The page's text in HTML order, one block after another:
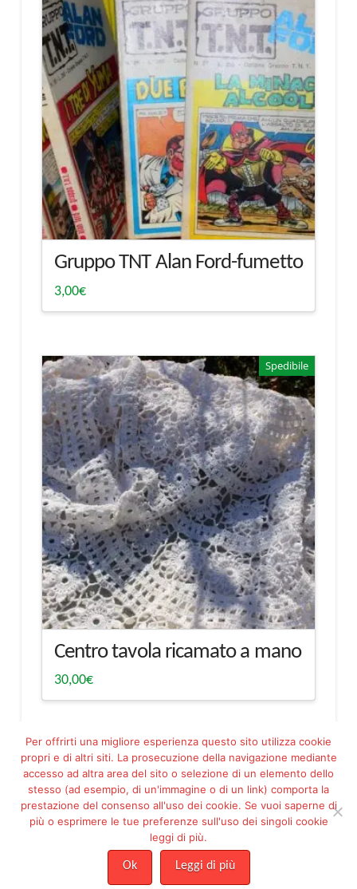
Gruppo TNT Alan Ford-fumetto
3,00€
Spedibile
Centro tavola ricamato a mano
30,00€
Facebook
Pinterest
ASSOCIAZIONE PROGETTO ESSERE MARIA FILIPPETTO ODV - ETS -
Risoluzione online delle controversie|Condizioni di Vendita
Per offrirti una migliore esperienza questo sito utilizza cookie
propri e di altri siti. La prosecuzione della navigazione mediante
accesso ad altra area del sito o selezione di un elemento dello
stesso (ad esempio, di un'immagine o di un link) comporta la
prestazione del consenso all'uso dei cookie. Se vuoi saperne di
più o esprimere le tue preferenze sull'uso dei singoli cookie
leggi di più.
Ok Leggi di più